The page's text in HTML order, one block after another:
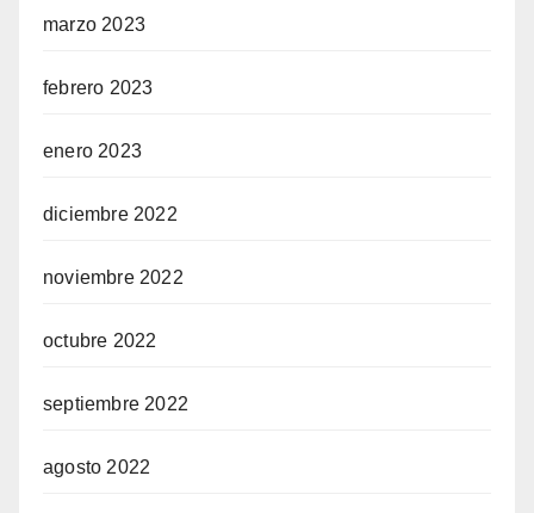
marzo 2023
febrero 2023
enero 2023
diciembre 2022
noviembre 2022
octubre 2022
septiembre 2022
agosto 2022